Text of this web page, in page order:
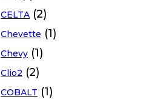
CELTA (2)
Chevette (1)
Chevy (1)
Clio2 (2)
COBALT (1)